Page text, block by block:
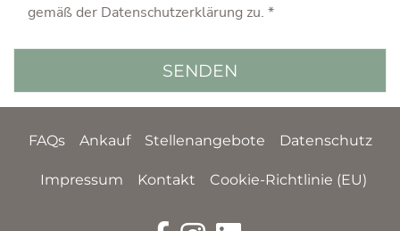
gemäß der Datenschutzerklärung zu. *
FAQs Ankauf Stellenangebote Datenschutz
Impressum Kontakt Cookie-Richtlinie (EU)